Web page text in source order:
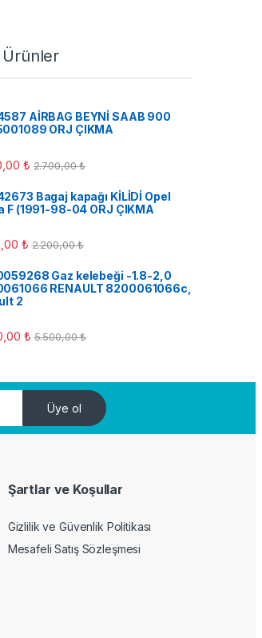
Ürünler
AİRBAG BEYNİ SAAB 900
ORJ ÇIKMA
₺ 2.700,00₺
Bagaj kapağı KİLİDİ Opel
F (1991-98-04 ORJ ÇIKMA
₺ 2.200,00₺
Gaz kelebeği -1.8-2,0
RENAULT 8200061066c,
2
₺ 5.500,00₺
Üye ol
Şartlar ve Koşullar
Gizlilik ve Güvenlik Politikası
Mesafeli Satış Sözleşmesi